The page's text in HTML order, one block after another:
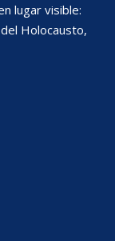
lugar visible:
Holocausto,